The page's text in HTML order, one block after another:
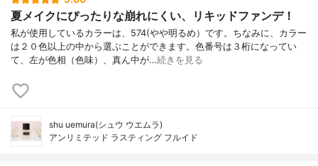
夏メイクにぴったりな崩れにくい、リキッドファンデ！
私が使用しているカラーは、574(やや明るめ）です。ちなみに、カラー
は２０色以上の中から選ぶことができます。色番号は３桁になってい
て、左が色相（色味）、真ん中が…続きを見る
shu uemura(シュウ ウエムラ)
アンリミテッド ラスティング フルイド